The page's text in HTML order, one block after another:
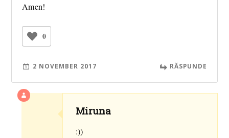
Amen!
0
2 NOVEMBER 2017 RĂSPUNDE
Miruna
:))